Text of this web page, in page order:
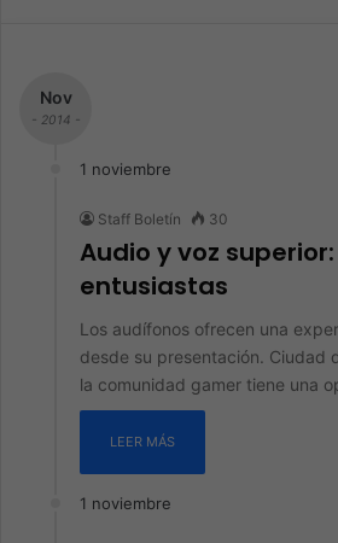
Nov
- 2014 -
1 noviembre
Staff Boletín 30
Audio y voz
entusiastas
Los audífonos ofrecen una
desde su presentación. Ciudad
la comunidad gamer tiene una
LEER MÁS
1 noviembre